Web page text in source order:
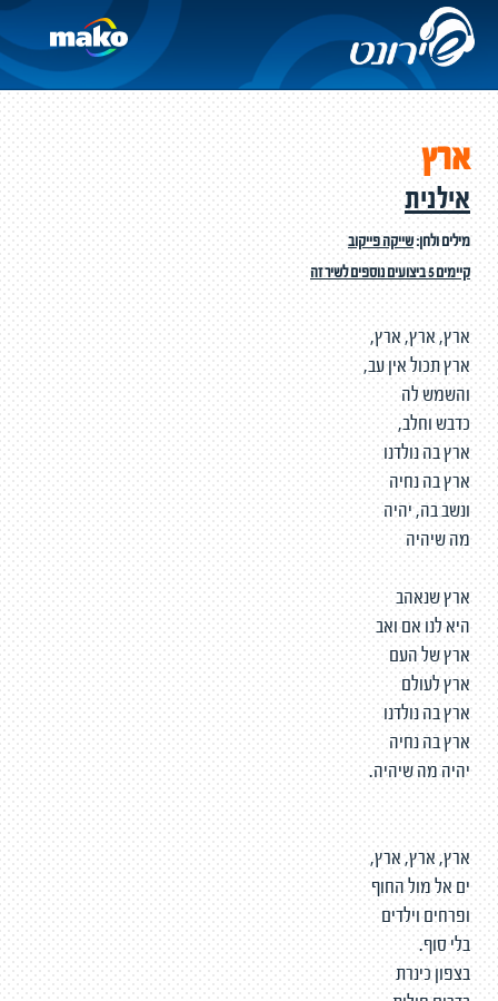
ארץ
אילנית
מילים ולחן:שייקה פייקוב
קיימים 5 ביצועים נוספים לשיר זה
ארץ, ארץ, ארץ,
ארץ תכול אין עב,
והשמש לה
כדבש וחלב,
ארץ בה נולדנו
ארץ בה נחיה
ונשב בה, יהיה
מה שיהיה
ארץ שנאהב
היא לנו אם ואב
ארץ של העם
ארץ לעולם
ארץ בה נולדנו
ארץ בה נחיה
יהיה מה שיהיה.
ארץ, ארץ, ארץ,
ים אל מול החוף
ופרחים וילדים
בלי סוף.
בצפון כינרת